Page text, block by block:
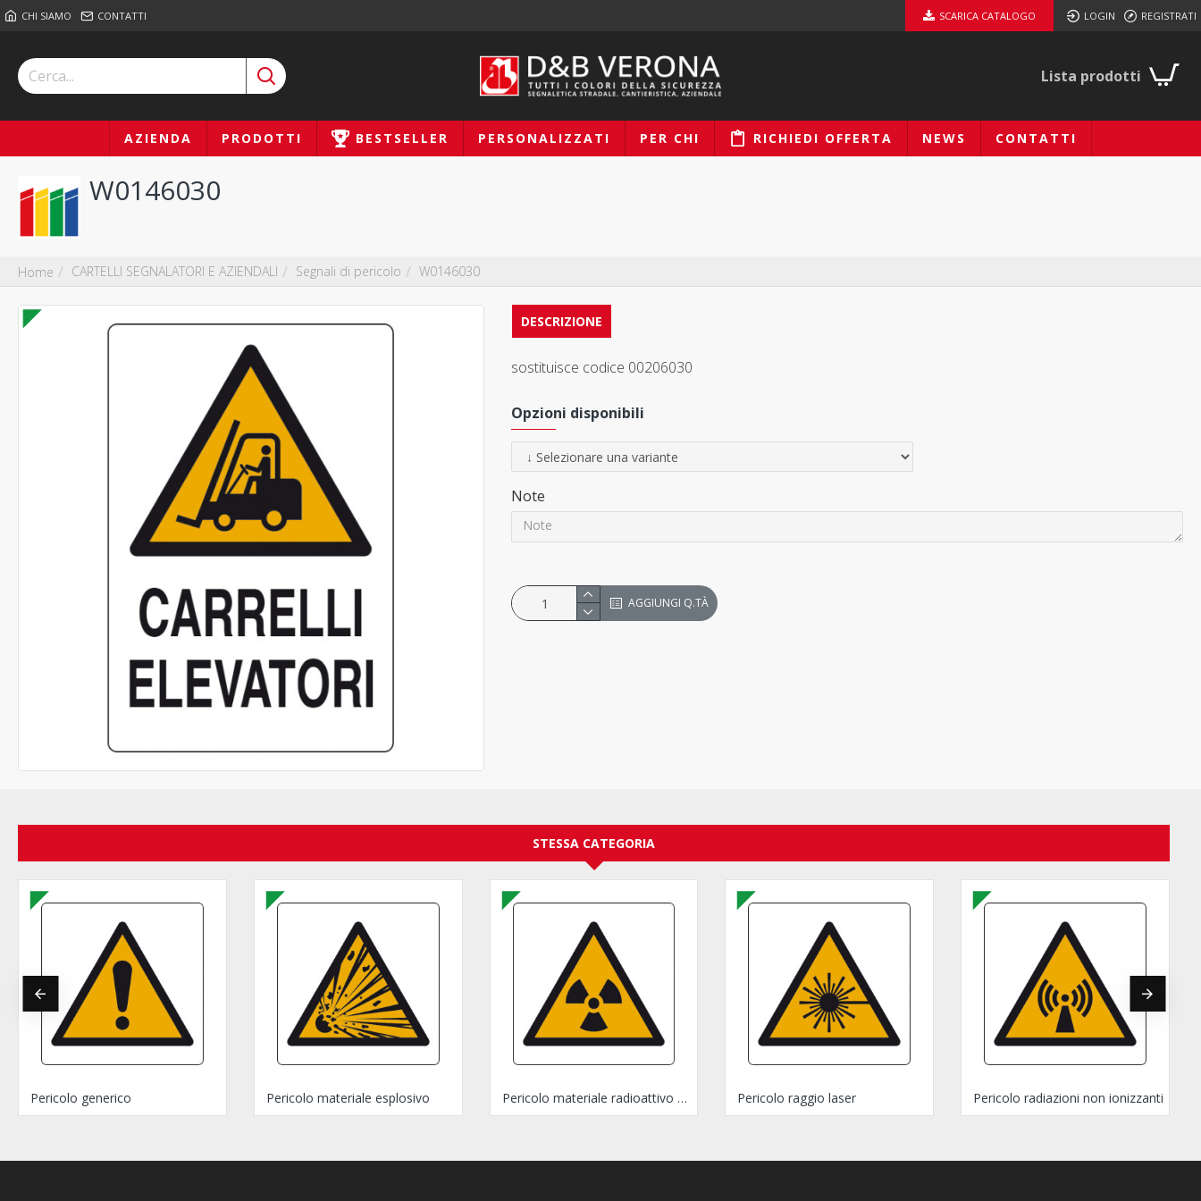
CHI SIAMO CONTATTI SCARICA CATALOGO LOGIN REGISTRATI
Lista prodotti
AZIENDA PRODOTTI BESTSELLER PERSONALIZZATI PER CHI RICHIEDI OFFERTA NEWS CONTATTI
Home CARTELLI SEGNALATORI E AZIENDALI Segnali di pericolo W0146030
W0146030
DESCRIZIONE
sostituisce codice 00206030
Opzioni disponibili
Note
AGGIUNGI Q.TÀ
STESSA CATEGORIA
Pericolo generico Pericolo materiale esplosivo Pericolo materiale radioattivo e radiazioni ionizzanti Pericolo raggio laser Pericolo radiazioni non ionizzanti